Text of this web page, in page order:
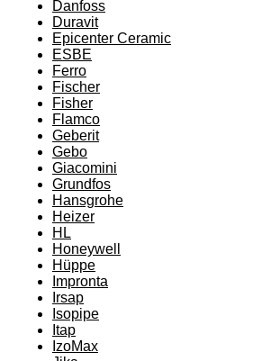
Danfoss
Duravit
Epicenter Ceramic
ESBE
Ferro
Fischer
Fisher
Flamco
Geberit
Gebo
Giacomini
Grundfos
Hansgrohe
Heizer
HL
Honeywell
Hüppe
Impronta
Irsap
Isopipe
Itap
IzoMax